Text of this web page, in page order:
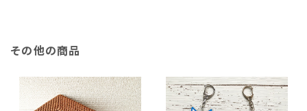
その他の商品